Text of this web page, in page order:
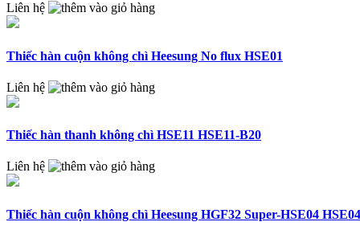
Liên hệ
Thiếc hàn cuộn không chì Heesung No flux HSE01
Liên hệ
Thiếc hàn thanh không chì HSE11 HSE11-B20
Liên hệ
Thiếc hàn cuộn không chì Heesung HGF32 Super-HSE04